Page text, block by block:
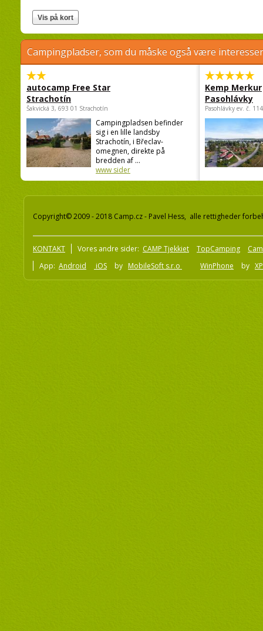
Campingpladser, som du måske også være
autocamp Free Star
Strachotín
Šakvická 3, 693 01 Strachotín
Campingpladsen befinder
sig i en lille landsby
Strachotín, i Břeclav-
omegnen, direkte på
bredden af ...
www sider
Kemp Merkur
Pasohlávky
Pasohlávky ev. č.
Copyright© 2009 - 2018 Camp.cz - Pavel Hess, alle rettigheder
KONTAKT Vores andre sider: CAMP Tjekkiet TopCamping
App: Android iOS by MobileSoft s.r.o WinPhone by